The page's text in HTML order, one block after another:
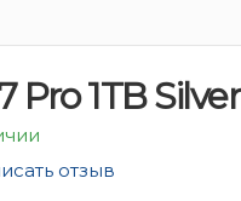
Pro 1TB Silver
отзыв